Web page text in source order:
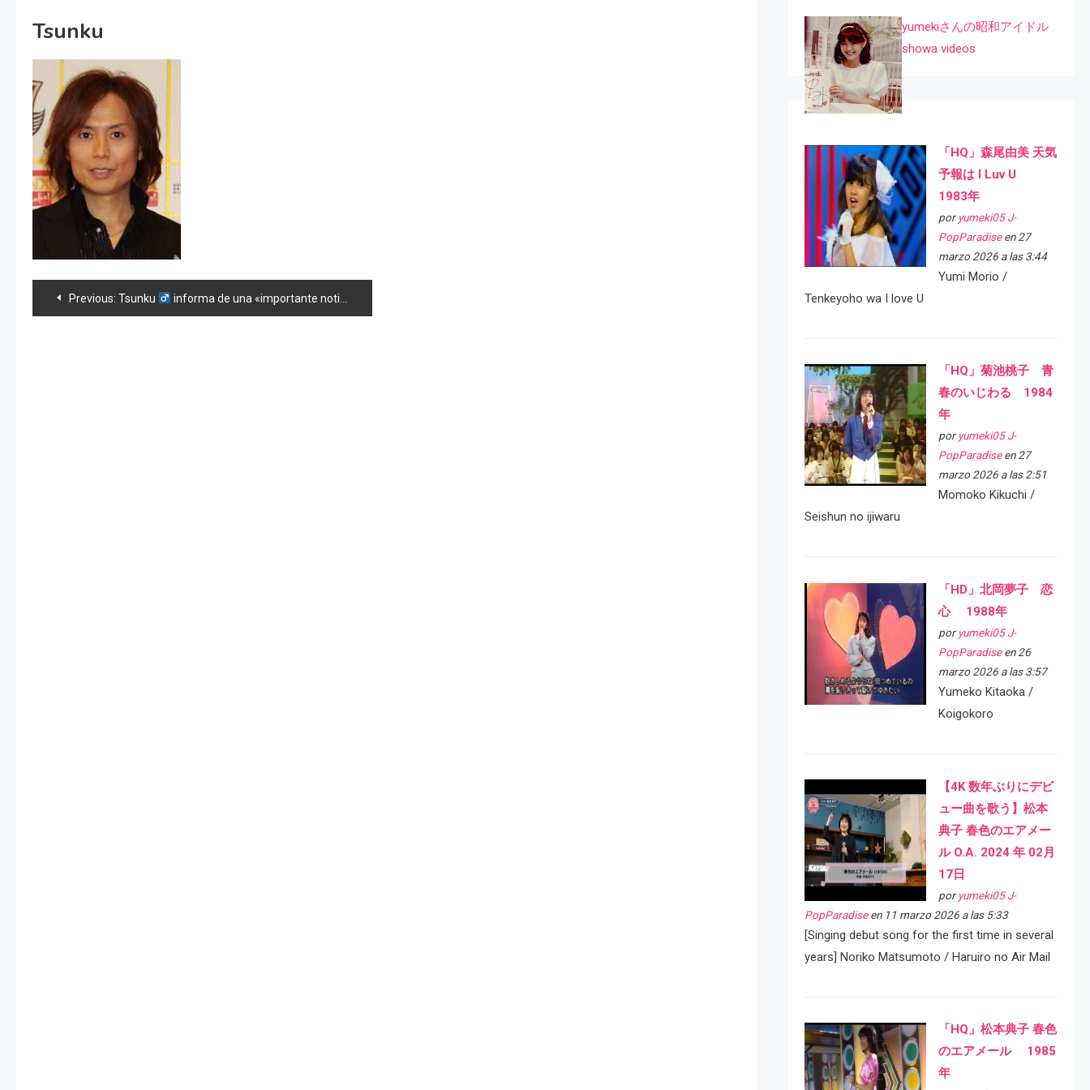
Tsunku
Navegación
Previous: Tsunku informa de una «importante noticia» sobre «Momusu»
yumekiさんの昭和アイドル
showa videos
「HQ」森尾由美 天気
予報は I Luv U
1983年
por yumeki05 J-
PopParadiseen 27
marzo 2026 a las 3:44
Yumi Morio /
Tenkeyoho wa I love U
「HQ」菊池桃子 青
春のいじわる 1984
年
por yumeki05 J-
PopParadiseen 27
marzo 2026 a las 2:51
Momoko Kikuchi /
Seishun no ijiwaru
「HD」北岡夢子 恋
心 1988年
por yumeki05 J-
PopParadiseen 26
marzo 2026 a las 3:57
Yumeko Kitaoka /
Koigokoro
【4K 数年ぶりにデビ
ュー曲を歌う】松本
典子 春色のエアメー
ル O.A. 2024 年 02月
17日
por yumeki05 J-
PopParadiseen 11 marzo 2026 a las 5:33
[Singing debut song for the first time in several
years] Noriko Matsumoto / Haruiro no Air Mail
「HQ」松本典子 春色
のエアメール 1985
年